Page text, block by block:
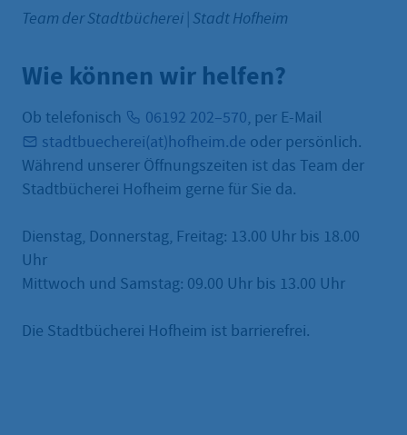
Team der Stadtbücherei | Stadt Hofheim
Wie können wir helfen?
Ob telefonisch 06192 202–570, per E-Mail
stadtbuecherei(at)hofheim.de oder persönlich.
Während unserer Öffnungszeiten ist das Team der
Stadtbücherei Hofheim gerne für Sie da.
Dienstag, Donnerstag, Freitag: 13.00 Uhr bis 18.00
Uhr
Mittwoch und Samstag: 09.00 Uhr bis 13.00 Uhr
Die Stadtbücherei Hofheim ist barrierefrei.